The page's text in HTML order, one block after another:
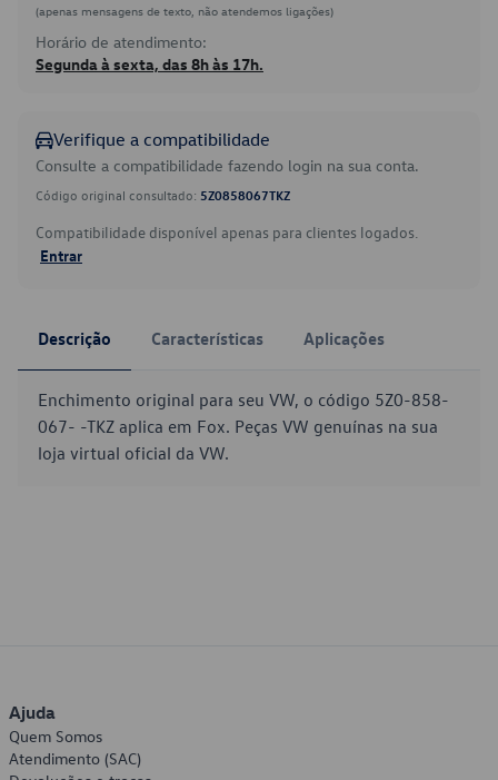
(apenas mensagens de texto, não atendemos ligações)
Horário de atendimento:
Segunda à sexta, das 8h às 17h.
Verifique a compatibilidade
Consulte a compatibilidade fazendo login na sua conta.
Código original consultado: 5Z0858067TKZ
Compatibilidade disponível apenas para clientes logados.
Entrar
Descrição Características Aplicações
Enchimento original para seu VW, o código 5Z0-858-
067- -TKZ aplica em Fox. Peças VW genuínas na sua
loja virtual oficial da VW.
Ajuda
Quem Somos
Atendimento (SAC)